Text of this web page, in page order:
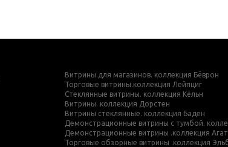
Витрины для магазинов. коллекция Бёврон
Торговые витрины.коллекция Лейпциг
Стеклянные витрины. коллекция Кёльн
Витрины. коллекция Дорстен
Витрины стеклянные. коллекция Баден
Демонстрационные витрины с тумбой.
Демонстрационные витрины .коллекция Агат
Торговые обзорные витрины .коллекция